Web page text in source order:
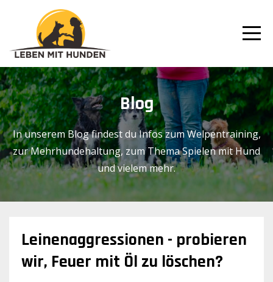
Blog
In unserem Blog findest du Infos zum Welpentraining,
zur Mehrhundehaltung, zum Thema Spielen mit Hund
und vielem mehr.
Leinenaggressionen - probieren
wir, Feuer mit Öl zu löschen?